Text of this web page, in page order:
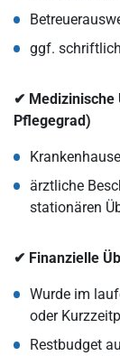
ggf.
✔ Medizinische
Pflegegrad)
ärztliche
stationären
✔ Finanzielle
Wurde im
oder
Restbudget